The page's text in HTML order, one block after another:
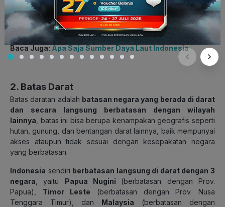
Baca Juga: Apa Saja Sumber Daya Laut Indonesia
2. Batas Darat
Batas daratan adalah batasan negara yang berada di darat
dan secara langsung berbatasan dengan wilayah
lainnya , batas ini bisa berupa kenampakan geografis seperti
hutan, gunung, dan bentangan darat lainnya, baik mempunyai
akses ataupun tidak sesuai dengan kesepakatan negara
yang berbatasan.
Indonesia sendiri berbatasan langsung di darat dengan 3
negara , yaitu Papua Nugini (berbatasan dengan Prov.
Papua), Timor Leste (berbatasan dengan Prov. Nusa
Tenggara Timur), dan Malaysia (berbatasan dengan